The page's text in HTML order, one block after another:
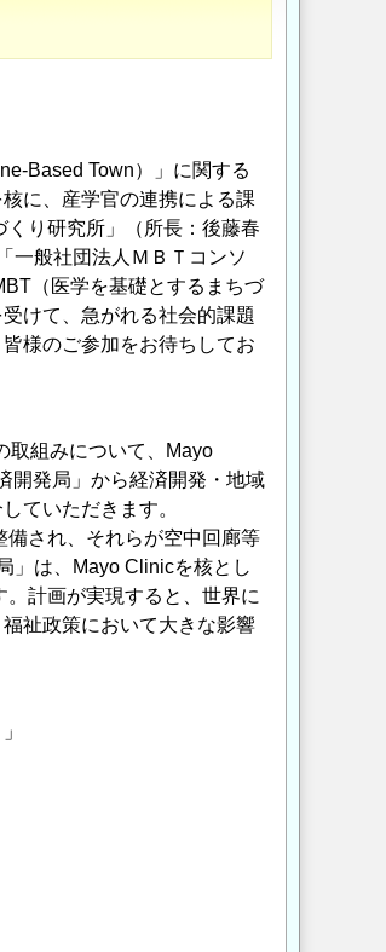
Based Town）」に関する
に、産学官の連携による課
り研究所」（所長：後藤春
一般社団法人ＭＢＴコンソ
（医学を基礎とするまちづ
けて、急がれる社会的課題
様のご参加をお待ちしてお
取組みについて、Mayo
開発局」から経済開発・地域
ていただきます。
され、それらが空中回廊等
」は、Mayo Clinicを核とし
計画が実現すると、世界に
祉政策において大きな影響